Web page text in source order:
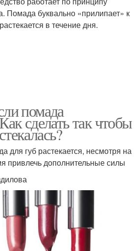
Помада буквально «прилипает» к
в течение дня.
помада
сделать так чтобы
для губ растекается, несмотря на
привлечь дополнительные силы